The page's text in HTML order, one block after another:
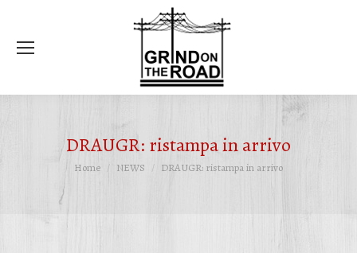
DRAUGR: ristampa in arrivo
Tu sei qui:
Home NEWS DRAUGR: ristampa in arrivo